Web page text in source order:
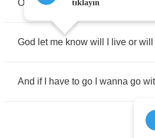
One second's passing
God let me know will live or will
And if have to go wanna go
tıklayın